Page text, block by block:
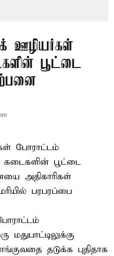
ஊழியர்கள்
பூட்டை
போராட்டம்
கடைகளின் பூட்டை
அதிகாரிகள்
பரபரப்பை
தடுக்க புதிதாக